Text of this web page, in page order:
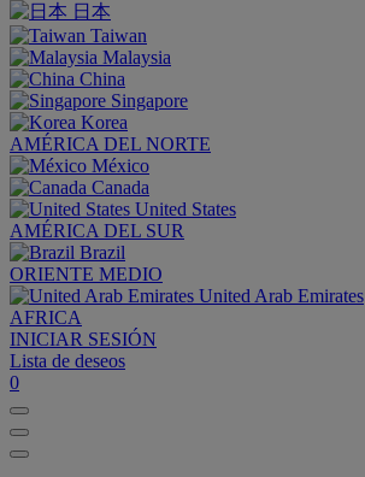
日本
Taiwan
Malaysia
China
Singapore
Korea
AMÉRICA DEL NORTE
México
Canada
United States
AMÉRICA DEL SUR
Brazil
ORIENTE MEDIO
United Arab Emirates
AFRICA
INICIAR SESIÓN
Lista de deseos
0